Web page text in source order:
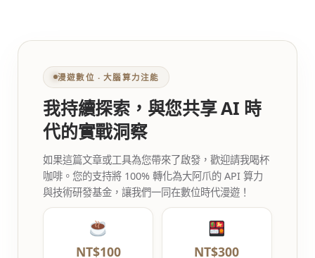
漫遊數位 ‧ 大腦算力注能
我持續探索，與您共享 AI 時
代的實戰洞察
如果這篇文章或工具為您帶來了啟發，歡迎請我喝杯
咖啡。您的支持將 100% 轉化為大阿爪的 API 算力
與技術研發基金，讓我們一同在數位時代漫遊！
NT$100 NT$300